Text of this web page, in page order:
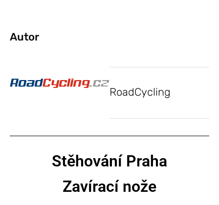
Autor
RoadCycling
Stěhování Praha
Zavírací nože